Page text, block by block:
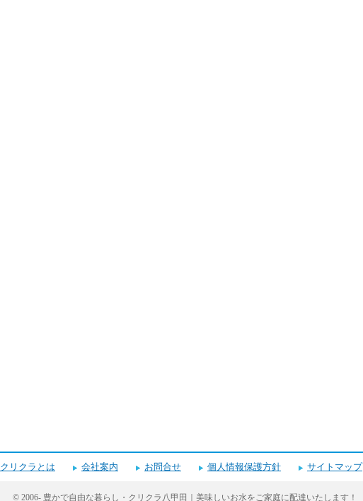
クリクラとは 会社案内 お問合せ 個人情報保護方針 サイトマップ
© 2006- 豊かで自由な暮らし・クリクラ八甲田｜美味しいお水をご家庭に配達いたします！